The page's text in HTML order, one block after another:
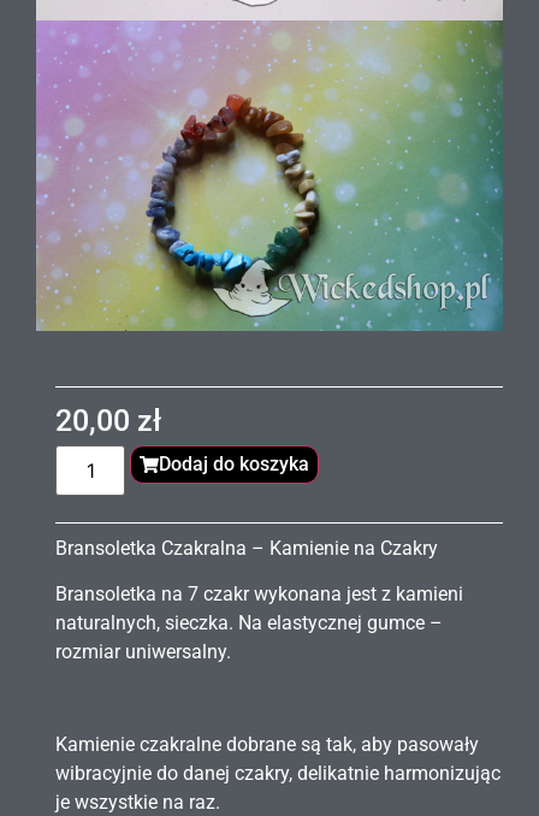
20,00 zł
Dodaj do koszyka
Bransoletka Czakralna – Kamienie na Czakry
Bransoletka na 7 czakr wykonana jest z kamieni
naturalnych, sieczka. Na elastycznej gumce –
rozmiar uniwersalny.
Kamienie czakralne dobrane są tak, aby pasowały
wibracyjnie do danej czakry, delikatnie harmonizując
je wszystkie na raz.